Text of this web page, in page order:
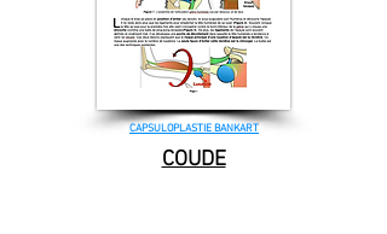
CAPSULOPLASTIE BANKART
COUDE